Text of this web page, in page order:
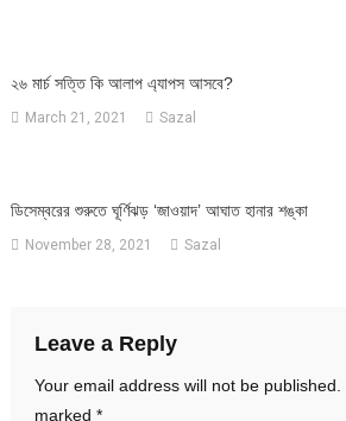
২৬ মার্চ সত্তি কি আলাপ এ্যাপস আসবে?
March 21, 2021 Sazal
ডিসেম্বরের শুরুতে ঘূর্ণিঝড় ‘জাওয়াদ’ আঘাত হানার শঙ্কা
November 28, 2021 Sazal
Leave a Reply
Your email address will not be published.
marked *